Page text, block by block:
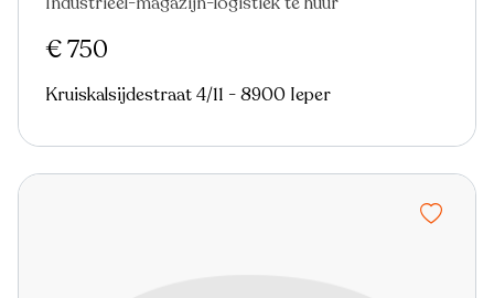
€ 750
Kruiskalsijdestraat 4/11 - 8900 Ieper